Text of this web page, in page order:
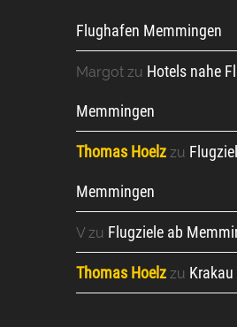
Flughafen Memmingen
Margot zu Hotels nahe
Memmingen
Thomas Hoelz zu
Memmingen
Vzu Flugziele ab
Thomas Hoelz zu Krakau